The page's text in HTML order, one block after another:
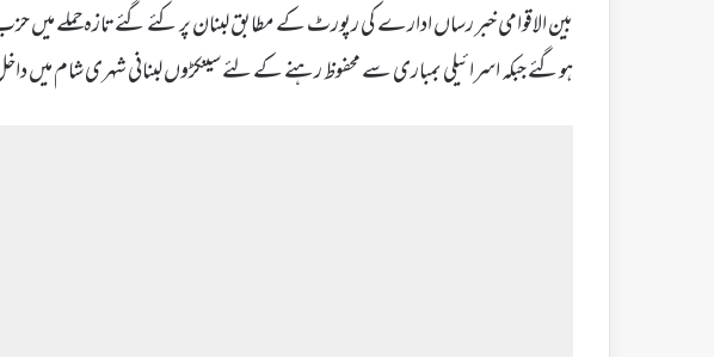
بین الاقوامی خبر رساں ادارے کی رپورٹ کے مطابق لبنان پر کئے گئے تازہ حملے میں حزب
ہوگئے جبکہ اسرائیلی بمباری سے محفوظ رہنے کے لئے سینکڑوں لبنانی شہری شام میں